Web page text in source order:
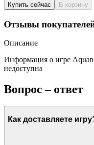
Купить сейчас В корзину
Отзывы
Описание
Информация о игре
недоступна
Вопрос – ответ
Как доставляете